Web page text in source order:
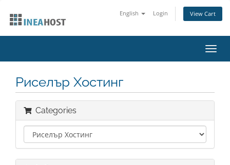
English Login View Cart
Риселър Хостинг
Categories